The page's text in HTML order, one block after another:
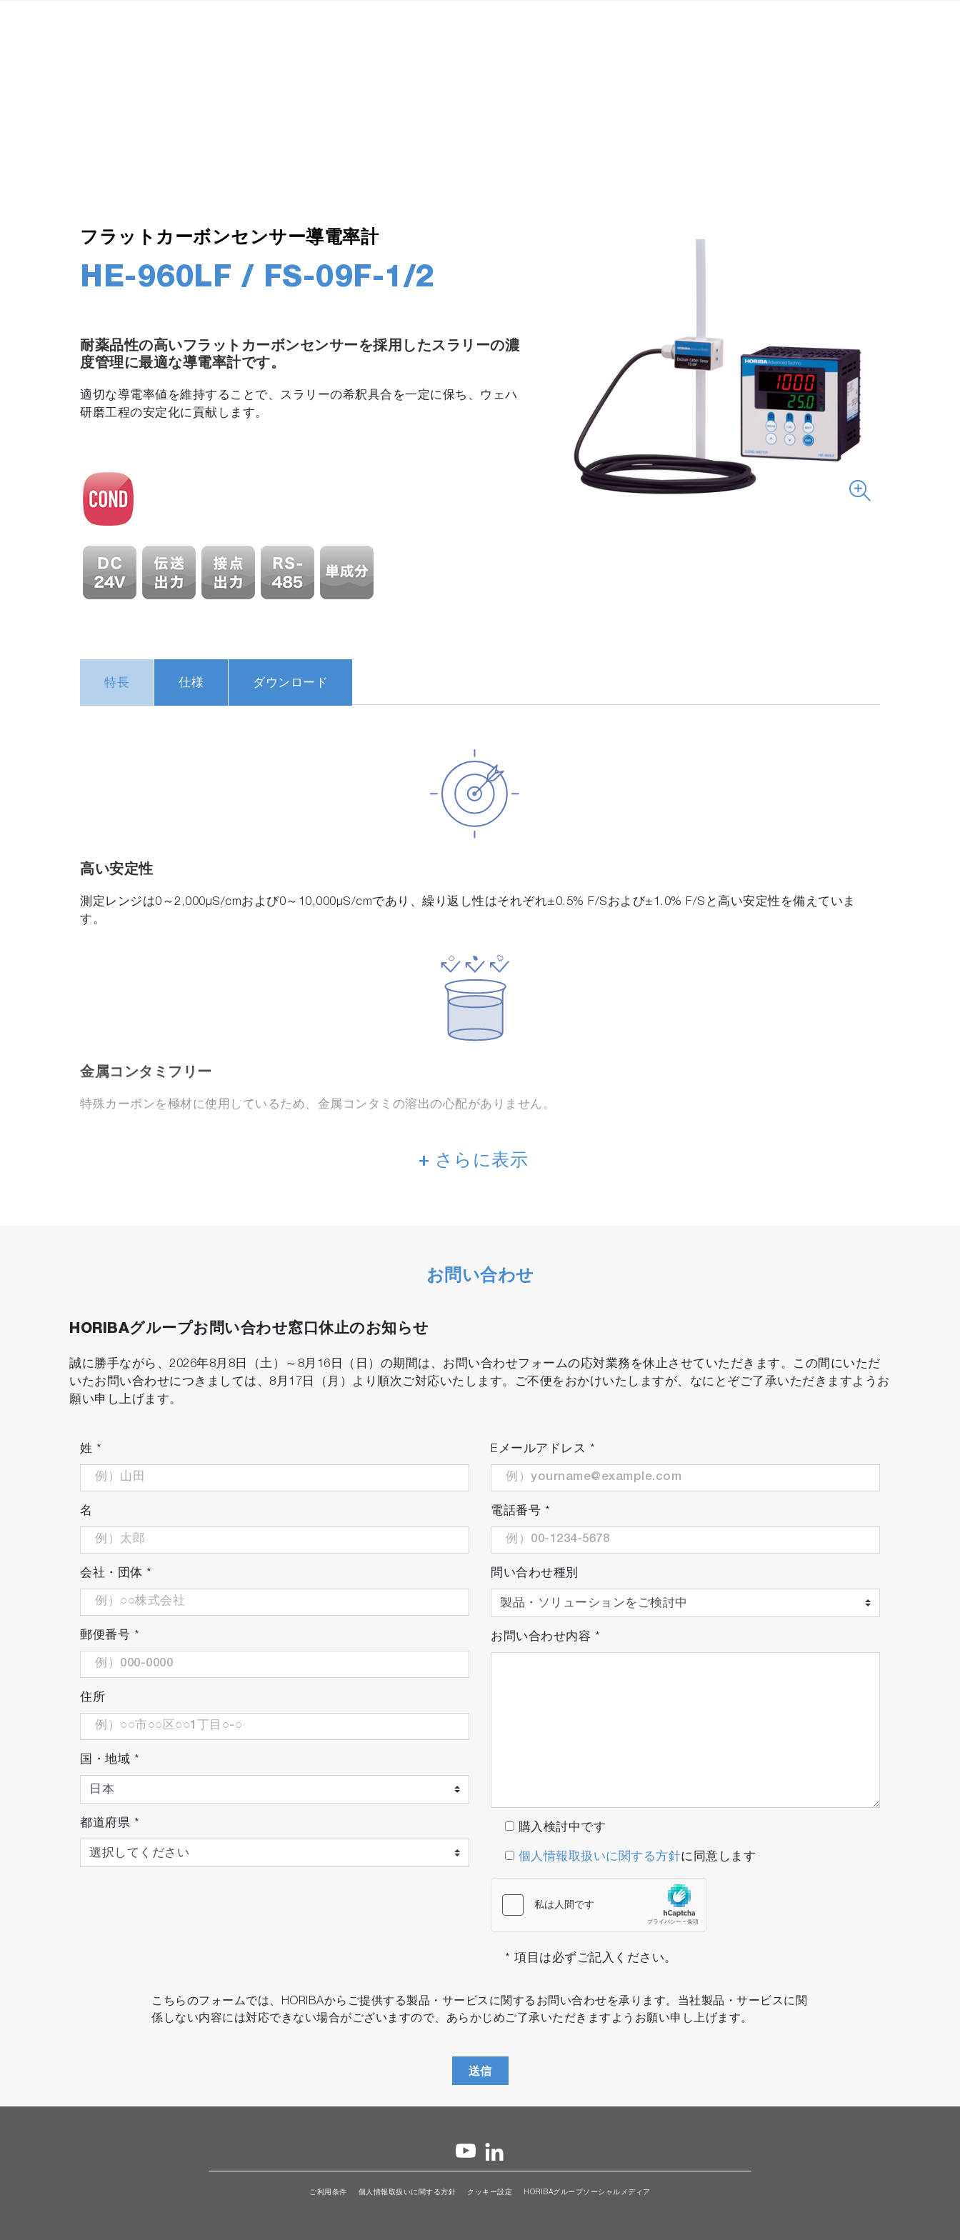
フラットカーボンセンサー導電率計
HE-960LF / FS-09F-1/2
耐薬品性の高いフラットカーボンセンサーを採用したスラリーの濃
度管理に最適な導電率計です。
適切な導電率値を維持することで、スラリーの希釈具合を一定に保ち、ウェハ
研磨工程の安定化に貢献します。
特長 仕様 ダウンロード
高い安定性
測定レンジは0～2,000μS/cmおよび0～10,000μS/cmであり、繰り返し性はそれぞれ±0.5% F/Sおよび±1.0% F/Sと高い安定性を備えていま
す。
金属コンタミフリー
特殊カーボンを極材に使用しているため、金属コンタミの溶出の心配がありません。
+ さらに表示
お問い合わせ
HORIBAグループお問い合わせ窓口休止のお知らせ
誠に勝手ながら、2026年8月8日（土）～8月16日（日）の期間は、お問い合わせフォームの応対業務を休止させていただきます。この間にいただ
いたお問い合わせにつきましては、8月17日（月）より順次ご対応いたします。ご不便をおかけいたしますが、なにとぞご了承いただきますようお
願い申し上げます。
姓 *
名
会社・団体 *
郵便番号 *
住所
国・地域 *
都道府県 *
Eメールアドレス *
電話番号 *
問い合わせ種別
お問い合わせ内容 *
購入検討中です
個人情報取扱いに関する方針に同意します
* 項目は必ずご記入ください。
こちらのフォームでは、HORIBAからご提供する製品・サービスに関するお問い合わせを承ります。当社製品・サービスに関
係しない内容には対応できない場合がございますので、あらかじめご了承いただきますようお願い申し上げます。
送信
ご利用条件 個人情報取扱いに関する方針 クッキー設定 HORIBAグループソーシャルメディア